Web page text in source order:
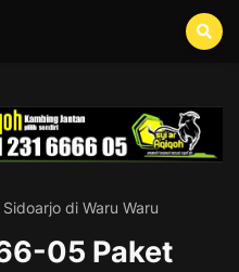
di Waru Waru
05 Paket